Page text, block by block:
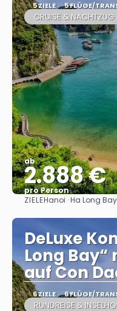
5 ZIELE 5 FLÜGE/
CRUISE & NACHTZUG
ab
2.888 €
pro Person
ZIELEHanoi · Ha Long Bay
DeLuxe
Long Bay“
auf Con
6 ZIELE 6 FLÜGE/
RUNDREISE &